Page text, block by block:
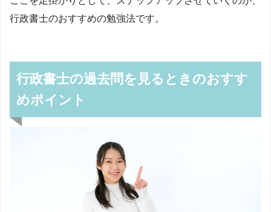
行政書士のおすすめの勉強法です。
行政書士の過去問を見るときのおすす
めポイント